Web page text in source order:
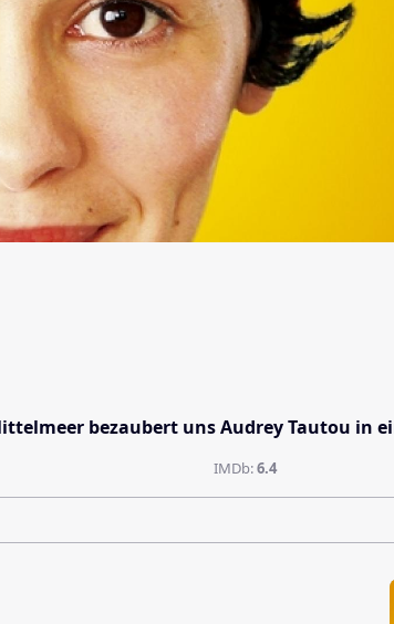
bezaubert uns Audrey Tautou in
IMDb:6.4